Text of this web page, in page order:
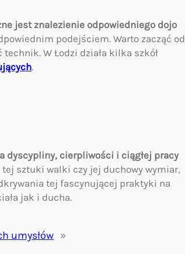
jest znalezienie odpowiedniego dojo
podejściem. Warto zacząć od
W Łodzi działa kilka szkół
.
dyscypliny, cierpliwości i ciągłej pracy
sztuki walki czy jej duchowy wymiar,
tej fascynującej praktyki na
jak i ducha.
umysłów »